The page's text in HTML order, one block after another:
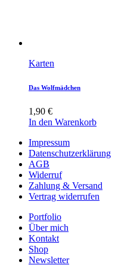
Karten
Das Wolfmädchen
1,90 €
In den Warenkorb
Impressum
Datenschutzerklärung
AGB
Widerruf
Zahlung & Versand
Vertrag widerrufen
Portfolio
Über mich
Kontakt
Shop
Newsletter